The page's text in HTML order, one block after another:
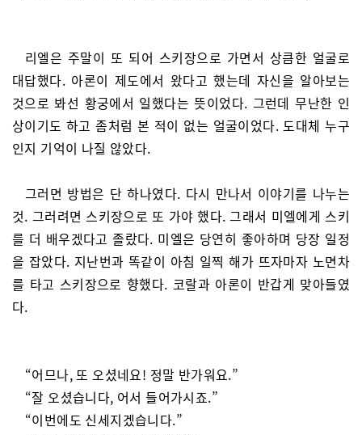
리엘은 주말이 또 되어 스키장으로 가면서 상큼한 얼굴로
대답했다. 아론이 제도에서 왔다고 했는데 자신을 알아보는
것으로 봐선 황궁에서 일했다는 뜻이었다. 그런데 무난한 인
상이기도 하고 좀처럼 본 적이 없는 얼굴이었다. 도대체 누구
인지 기억이 나질 않았다.
그러면 방법은 단 하나였다. 다시 만나서 이야기를 나누는
것. 그러려면 스키장으로 또 가야 했다. 그래서 미엘에게 스키
를 더 배우겠다고 졸랐다. 미엘은 당연히 좋아하며 당장 일정
을 잡았다. 지난번과 똑같이 아침 일찍 해가 뜨자마자 노면차
를 타고 스키장으로 향했다. 코랄과 아론이 반갑게 맞아들였
다.
“어므나, 또 오셨네요! 정말 반가워요.”
“잘 오셨습니다, 어서 들어가시죠.”
“이번에도 신세지겠습니다.”